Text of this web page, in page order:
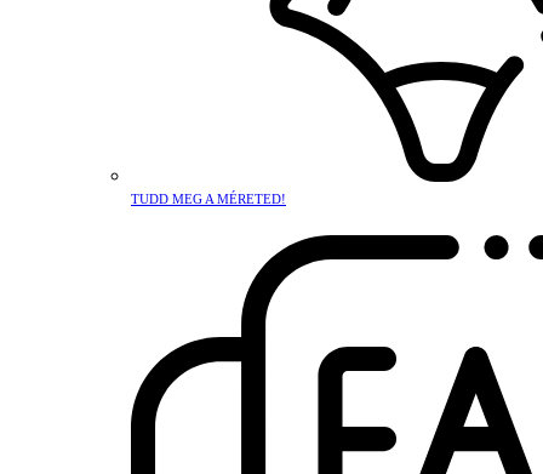
TUDD MEG A MÉRETED!